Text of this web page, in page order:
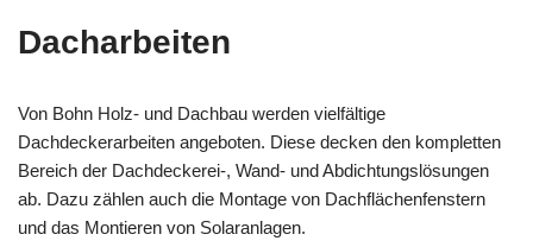
Dacharbeiten
Von Bohn Holz- und Dachbau werden vielfältige
Dachdeckerarbeiten angeboten. Diese decken den kompletten
Bereich der Dachdeckerei-, Wand- und Abdichtungslösungen
ab. Dazu zählen auch die Montage von Dachflächenfenstern
und das Montieren von Solaranlagen.